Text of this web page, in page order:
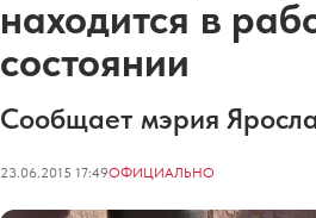
находится в
состоянии
Сообщает мэрия
23.06.2015 17:49ОФИЦИАЛЬНО